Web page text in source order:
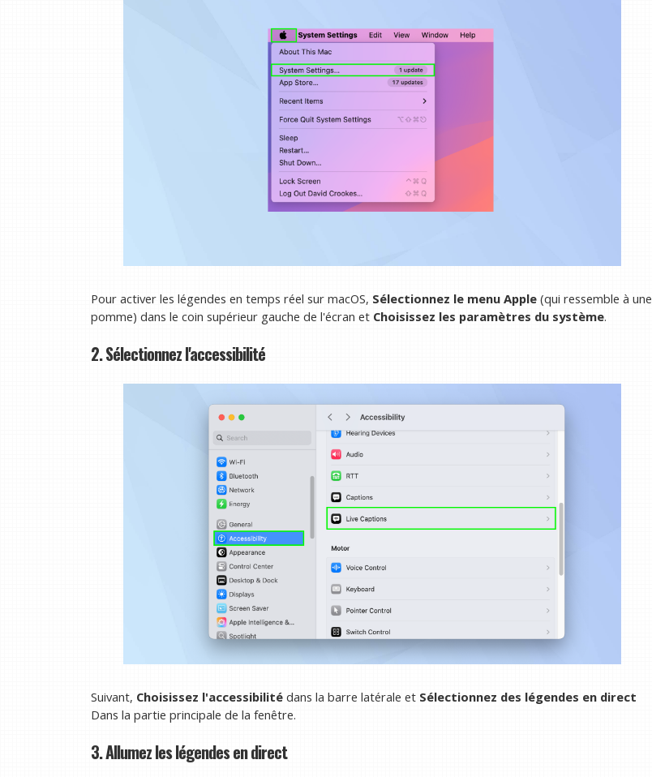
Pour activer les légendes en temps réel sur macOS, Sélectionnez le menu Apple (qui ressemble à une
pomme) dans le coin supérieur gauche de l'écran et Choisissez les paramètres du système.
2. Sélectionnez l'accessibilité
Suivant, Choisissez l'accessibilité dans la barre latérale et Sélectionnez des légendes en direct
Dans la partie principale de la fenêtre.
3. Allumez les légendes en direct